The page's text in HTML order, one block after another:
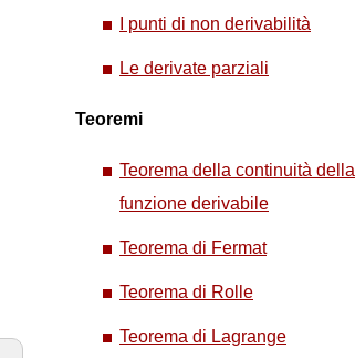
I punti di non derivabilità
Le derivate parziali
Teoremi
Teorema della continuità della
funzione derivabile
Teorema di Fermat
Teorema di Rolle
Teorema di Lagrange